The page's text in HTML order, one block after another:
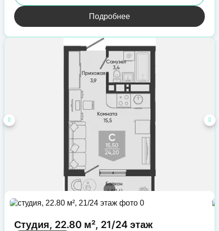
Подробнее
Студия, 22.80 м², 21/24 этаж